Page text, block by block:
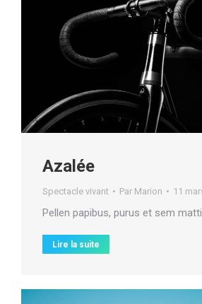
Azalée
Spectacle vivant Par Marion 11
Pellen papibus, purus et sem
Lire la suite